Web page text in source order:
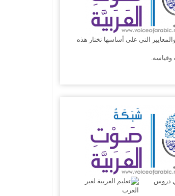
التي على أساسها تختار هذه
وقياسه.
دروس